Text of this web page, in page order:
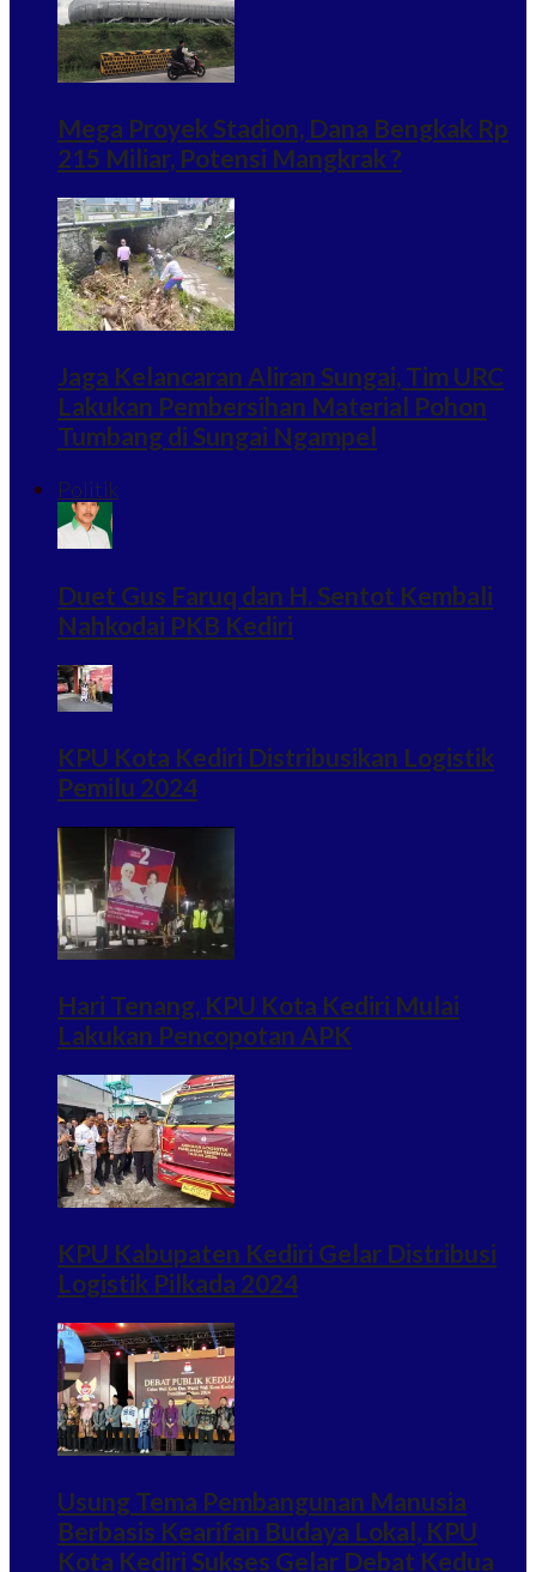
Mega Proyek Stadion, Dana Bengkak Rp
215 Miliar, Potensi Mangkrak ?
Jaga Kelancaran Aliran Sungai, Tim URC
Lakukan Pembersihan Material Pohon
Tumbang di Sungai Ngampel
Politik
Duet Gus Faruq dan H. Sentot Kembali
Nahkodai PKB Kediri
KPU Kota Kediri Distribusikan Logistik
Pemilu 2024
Hari Tenang, KPU Kota Kediri Mulai
Lakukan Pencopotan APK
KPU Kabupaten Kediri Gelar Distribusi
Logistik Pilkada 2024
Usung Tema Pembangunan Manusia
Berbasis Kearifan Budaya Lokal, KPU
Kota Kediri Sukses Gelar Debat Kedua